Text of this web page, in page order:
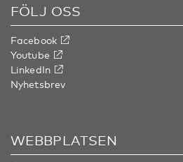
FÖLJ OSS
Facebook
Youtube
LinkedIn
Nyhetsbrev
WEBBPLATSEN